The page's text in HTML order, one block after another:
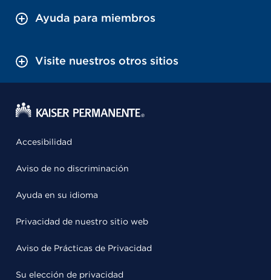
Ayuda para miembros
Visite nuestros otros sitios
Accesibilidad
Aviso de no discriminación
Ayuda en su idioma
Privacidad de nuestro sitio web
Aviso de Prácticas de Privacidad
Su elección de privacidad